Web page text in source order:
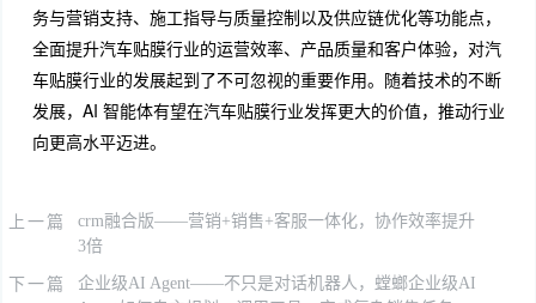
务与营销支持、施工指导与质量控制以及供应链优化等功能点，
全面提升汽车贴膜行业的运营效率、产品质量和客户体验，对汽
车贴膜行业的发展起到了不可忽视的重要作用。随着技术的不断
发展，AI 智能体有望在汽车贴膜行业发挥更大的价值，推动行业
向更高水平迈进。
上一篇
crm融合版——营销+销售+客服一体化，协作效率提升
3倍
下一篇
企业级AI Agent——不只是对话机器人，螳螂企业级AI